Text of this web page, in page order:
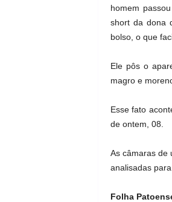
homem
short da dona
bolso, o que
Ele pôs o
magro e
Esse fato
de ontem, 08.
As câmaras de
analisadas
Folha